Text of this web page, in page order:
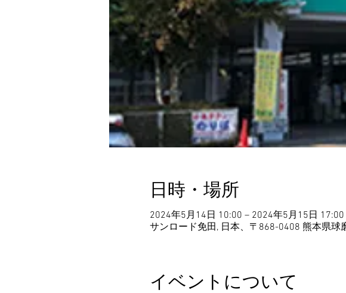
日時・場所
2024年5月14日 10:00 – 2024年5月15日 17:00
サンロード免田, 日本、〒868-0408 熊本県球
イベントについて